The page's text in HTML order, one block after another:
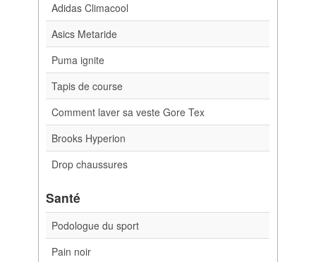
Adidas Climacool
Asics Metaride
Puma ignite
Tapis de course
Comment laver sa veste Gore Tex
Brooks Hyperion
Drop chaussures
Santé
Podologue du sport
Pain noir